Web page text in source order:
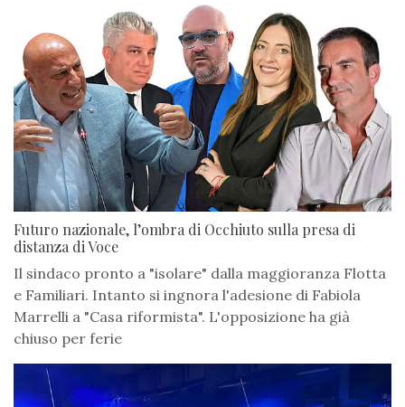
Futuro nazionale, l’ombra di Occhiuto sulla presa di
distanza di Voce
Il sindaco pronto a "isolare" dalla maggioranza Flotta
e Familiari. Intanto si ingnora l'adesione di Fabiola
Marrelli a "Casa riformista". L'opposizione ha già
chiuso per ferie